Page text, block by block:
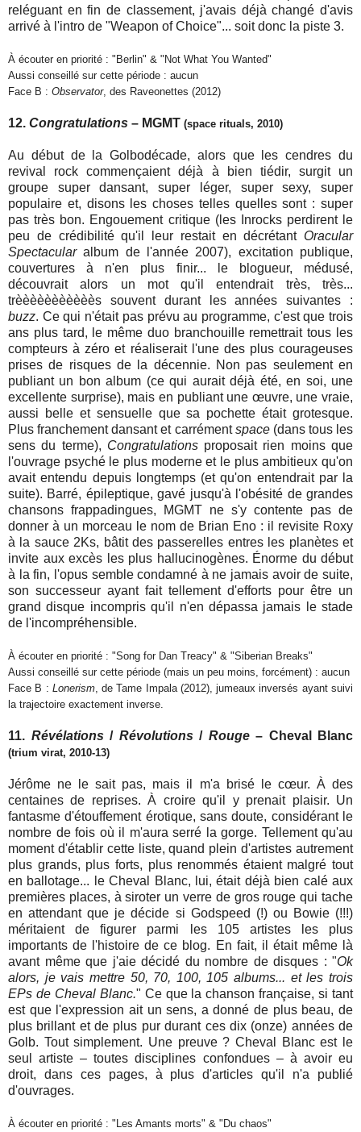
reléguant en fin de classement, j'avais déjà changé d'avis
arrivé à l'intro de "Weapon of Choice"... soit donc la piste 3.
À écouter en priorité : "Berlin" & "Not What You Wanted"
Aussi conseillé sur cette période : aucun
Face B : Observator, des Raveonettes (2012)
12. Congratulations – MGMT (space rituals, 2010)
Au début de la Golbodécade, alors que les cendres du
revival rock commençaient déjà à bien tiédir, surgit un
groupe super dansant, super léger, super sexy, super
populaire et, disons les choses telles quelles sont : super
pas très bon. Engouement critique (les Inrocks perdirent le
peu de crédibilité qu'il leur restait en décrétant Oracular
Spectacularalbum de l'année 2007), excitation publique,
couvertures à n'en plus finir... le blogueur, médusé,
découvrait alors un mot qu'il entendrait très, très...
trèèèèèèèèèèès souvent durant les années suivantes :
buzz. Ce qui n'était pas prévu au programme, c'est que trois
ans plus tard, le même duo branchouille remettrait tous les
compteurs à zéro et réaliserait l'une des plus courageuses
prises de risques de la décennie. Non pas seulement en
publiant un bon album (ce qui aurait déjà été, en soi, une
excellente surprise), mais en publiant une œuvre, une vraie,
aussi belle et sensuelle que sa pochette était grotesque.
Plus franchement dansant et carrémentspace (dans tous les
sens du terme), Congratulations proposait rien moins que
l'ouvrage psyché le plus moderne et le plus ambitieux qu'on
avait entendu depuis longtemps (et qu'on entendrait par la
suite). Barré, épileptique, gavé jusqu'à l'obésité de grandes
chansons frappadingues, MGMT ne s'y contente pas de
donner à un morceau le nom de Brian Eno : il revisite Roxy
à la sauce 2Ks, bâtit des passerelles entres les planètes et
invite aux excès les plus hallucinogènes. Énorme du début
à la fin, l'opus semble condamné à ne jamais avoir de suite,
son successeur ayant fait tellement d'efforts pour être un
grand disque incompris qu'il n'en dépassa jamais le stade
de l'incompréhensible.
À écouter en priorité : "Song for Dan Treacy" & "Siberian Breaks"
Aussi conseillé sur cette période (mais un peu moins, forcément) : aucun
Face B : Lonerism, de Tame Impala (2012), jumeaux inversés ayant suivi
la trajectoire exactement inverse.
11. Révélations/ Révolutions/ Rouge– Cheval Blanc
(trium virat, 2010-13)
Jérôme ne le sait pas, mais il m'a brisé le cœur. À des
centaines de reprises. À croire qu'il y prenait plaisir. Un
fantasme d'étouffement érotique, sans doute, considérant le
nombre de fois où il m'aura serré la gorge. Tellement qu'au
moment d'établir cette liste, quand plein d'artistes autrement
plus grands, plus forts, plus renommés étaient malgré tout
en ballotage... le Cheval Blanc, lui, était déjà bien calé aux
premières places, à siroter un verre de gros rouge qui tache
en attendant que je décide si Godspeed (!) ou Bowie (!!!)
méritaient de figurer parmi les 105 artistes les plus
importants de l'histoire de ce blog. En fait, il était même là
avant même que j'aie décidé du nombre de disques : "Ok
alors, je vais mettre 50, 70, 100, 105 albums... et les trois
EPs de Cheval Blanc." Ce que la chanson française, si tant
est que l'expression ait un sens, a donné de plus beau, de
plus brillant et de plus pur durant ces dix (onze) années de
Golb. Tout simplement. Une preuve ? Cheval Blanc est le
seul artiste – toutes disciplines confondues – à avoir eu
droit, dans ces pages, à plus d'articles qu'il n'a publié
d'ouvrages.
À écouter en priorité : "Les Amants morts" & "Du chaos"